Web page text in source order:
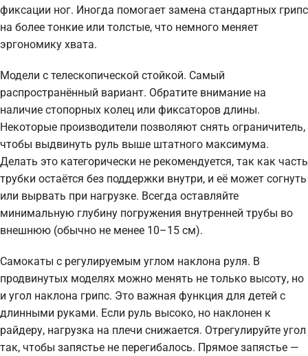
фиксации ног. Иногда помогает замена стандартных грипс
на более тонкие или толстые, что немного меняет
эргономику хвата.
Модели с телескопической стойкой. Самый
распространённый вариант. Обратите внимание на
наличие стопорных колец или фиксаторов длины.
Некоторые производители позволяют снять ограничитель,
чтобы выдвинуть руль выше штатного максимума.
Делать это категорически не рекомендуется, так как часть
трубки остаётся без поддержки внутри, и её может согнуть
или вырвать при нагрузке. Всегда оставляйте
минимальную глубину погружения внутренней трубы во
внешнюю (обычно не менее 10–15 см).
Самокаты с регулируемым углом наклона руля. В
продвинутых моделях можно менять не только высоту, но
и угол наклона грипс. Это важная функция для детей с
длинными руками. Если руль высоко, но наклонен к
райдеру, нагрузка на плечи снижается. Отрегулируйте угол
так, чтобы запястье не перегибалось. Прямое запястье —